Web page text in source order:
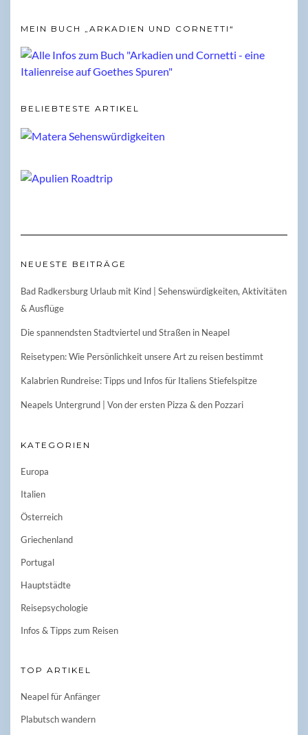
MEIN BUCH „ARKADIEN UND CORNETTI“
BELIEBTESTE ARTIKEL
NEUESTE BEITRÄGE
Bad Radkersburg Urlaub mit Kind | Sehenswürdigkeiten, Aktivitäten
& Ausflüge
Die spannendsten Stadtviertel und Straßen in Neapel
Reisetypen: Wie Persönlichkeit unsere Art zu reisen bestimmt
Kalabrien Rundreise: Tipps und Infos für Italiens Stiefelspitze
Neapels Untergrund | Von der ersten Pizza & den Pozzari
KATEGORIEN
Europa
Italien
Österreich
Griechenland
Portugal
Hauptstädte
Reisepsychologie
Infos & Tipps zum Reisen
TOP ARTIKEL
Neapel für Anfänger
Plabutsch wandern